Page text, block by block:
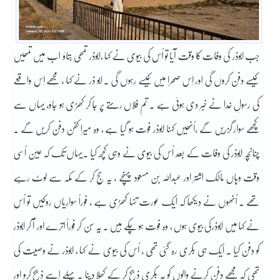
جب ابوذر کی وفات کا وقت آیا تو اُس کی بیوی نے کہا ،ابوذر تمھی بتاؤ اب مَیں تمھیں
کیسے دفن کروں گی اور اِس صحرا میں کیسے رہوں گی ۔ ابو ذر نے کہا ، مجھے اِس واقعے
کی رسولِ خدا نے خبر دی ہوئی ہے ۔ تم فلاں رستے پر جا کر کھڑی ہو جاؤ، یہاں سے
کچھے سوار گزریں گے ،اُنھیں کہنا ابوذر فوت ہو گیا ہے ، وہ میرا کفن دفن کریں گے ۔
چنانچہ ابوذر کی وفات کے بعد اُس کی بیوی نے وہی کچھ کیا ۔یہاں تک کہ عین اُسی
وقت وہاں مالک اشتر اور عبداللہ بن مسعود پہنچے ، یہ حج کر کے مکہ سے لوٹ رہے
تھے ۔ اُنھوں نے دیکھا کہ ایک عورت تنہا کھڑی ہے ، فوراً سواریاں روکیں تو اُس
نے کہا مَیں ابوذرکی بیوی ہوں ، وہ فوت ہو چکے ہیں ۔ یہ سُن کر فوراً اترے اور آ کر ابوذر
کو دفن کیا ۔ ایک ہی بکری رہ گئی تھی ، اُس کی بیوی نے کہا ، ابوذر نے وصیت کی
تھی کہ مجھے دفن کرنے والوں کو یہ بکری ذبح کر کے کھلا دینا ۔ پہلے اِسے ذبح کرو اور